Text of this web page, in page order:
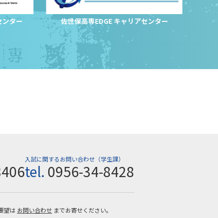
ター 佐世保高専EDGE キャリアセンター
入試に関するお問い合わせ（学生課）
tel. 0956-34-8428
望は お問い合わせ までお寄せください。